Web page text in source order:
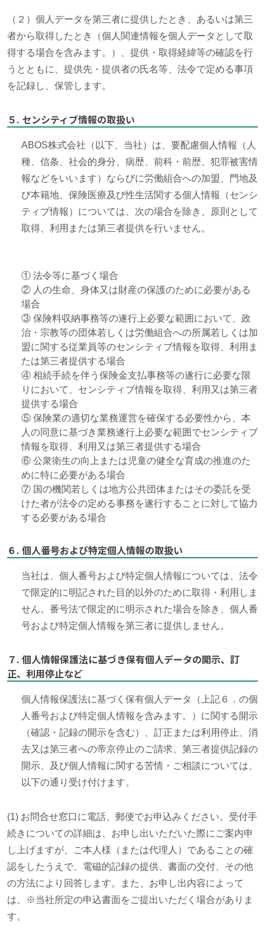
（２）個人データを第三者に提供したとき、あるいは第三
者から取得したとき（個人関連情報を個人データとして取
得する場合を含みます。）、提供・取得経緯等の確認を行
うとともに、提供先・提供者の氏名等、法令で定める事項
を記録し、保管します。
５. センシティブ情報の取扱い
ABOS株式会社（以下、当社）は、要配慮個人情報（人
種、信条、社会的身分、病歴、前科・前歴、犯罪被害情
報などをいいます）ならびに労働組合への加盟、門地及
び本籍地、保険医療及び性生活関する個人情報（センシ
ティブ情報）については、次の場合を除き、原則として
取得、利用または第三者提供を行いません。
① 法令等に基づく場合
② 人の生命、身体又は財産の保護のために必要がある
場合
③ 保険料収納事務等の遂行上必要な範囲において、政
治・宗教等の団体若しくは労働組合への所属若しくは加
盟に関する従業員等のセンシティブ情報を取得、利用ま
たは第三者提供する場合
④ 相続手続を伴う保険金支払事務等の遂行に必要な限
りにおいて、センシティブ情報を取得、利用又は第三者
提供する場合
⑤ 保険業の適切な業務運営を確保する必要性から、本
人の同意に基づき業務遂行上必要な範囲でセンシティブ
情報を取得、利用又は第三者提供する場合
⑥ 公衆衛生の向上または児童の健全な育成の推進のた
めに特に必要がある場合
⑦ 国の機関若しくは地方公共団体またはその委託を受
けた者が法令の定める事務を遂行することに対して協力
する必要がある場合
６. 個人番号および特定個人情報の取扱い
当社は、個人番号および特定個人情報については、法令
で限定的に明記された目的以外のために取得・利用しま
せん。番号法で限定的に明示された場合を除き、個人番
号および特定個人情報を第三者に提供しません。
７. 個人情報保護法に基づき保有個人データの開示、訂
正、利用停止など
個人情報保護法に基づく保有個人データ（上記６．の個
人番号および特定個人情報を含みます。）に関する開示
（確認・記録の開示を含む）、訂正または利用停止、消
去又は第三者への帝京停止のご請求、第三者提供記録の
開示、及び個人情報に関する苦情・ご相談については、
以下の通り受け付けます。
(1) お問合せ窓口に電話、郵便でお申込みください。受付手
続きについての詳細は、お申し出いただいた際にご案内申
し上げますが、ご本人様（または代理人）であることの確
認をしたうえで、電磁的記録の提供、書面の交付、その他
の方法により回答します。また、お申し出内容によって
は、※当社所定の申込書面をご提出いただく場合がありま
す。